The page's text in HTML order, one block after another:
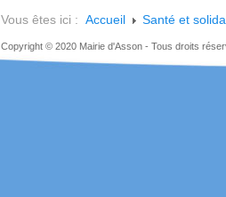
Vous êtes ici : Accueil Santé et
Copyright © 2020 Mairie d'Asson - Tous droits